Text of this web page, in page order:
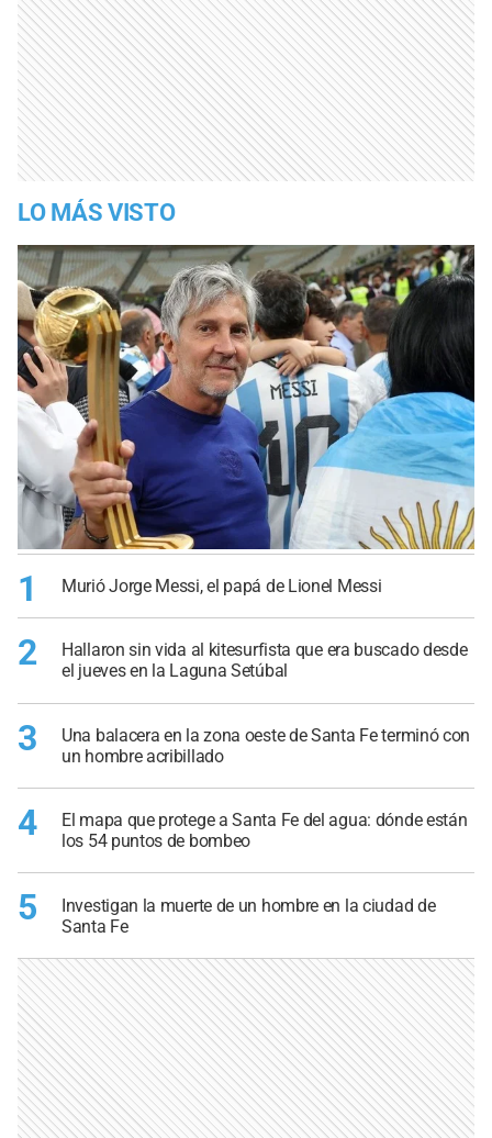
LO MÁS VISTO
1 Murió Jorge Messi, el papá de Lionel Messi
2
Hallaron sin vida al kitesurfista que era buscado desde
el jueves en la Laguna Setúbal
3
Una balacera en la zona oeste de Santa Fe terminó con
un hombre acribillado
4
El mapa que protege a Santa Fe del agua: dónde están
los 54 puntos de bombeo
5
Investigan la muerte de un hombre en la ciudad de
Santa Fe